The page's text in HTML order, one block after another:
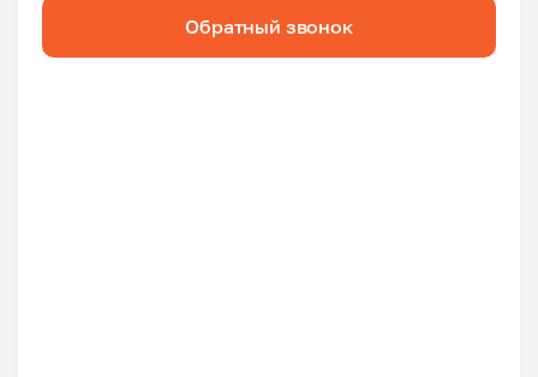
Обратный звонок